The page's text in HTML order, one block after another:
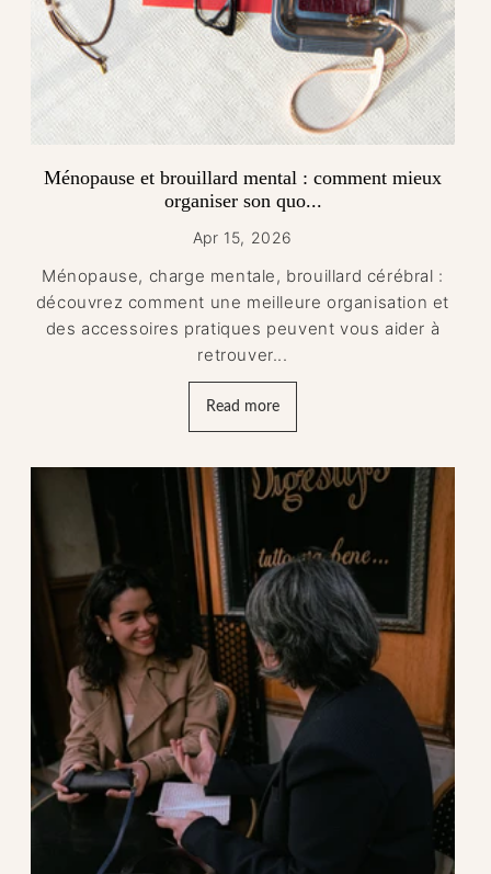
Ménopause et brouillard mental : comment mieux
organiser son quo...
Apr 15, 2026
Ménopause, charge mentale, brouillard cérébral :
découvrez comment une meilleure organisation et
des accessoires pratiques peuvent vous aider à
retrouver...
Read more